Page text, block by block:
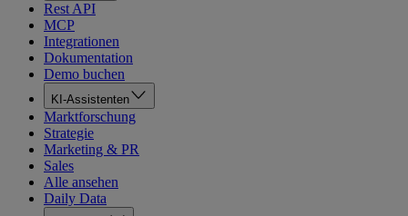
Rest API
MCP
Integrationen
Dokumentation
Demo buchen
KI-Assistenten
Marktforschung
Strategie
Marketing & PR
Sales
Alle ansehen
Daily Data